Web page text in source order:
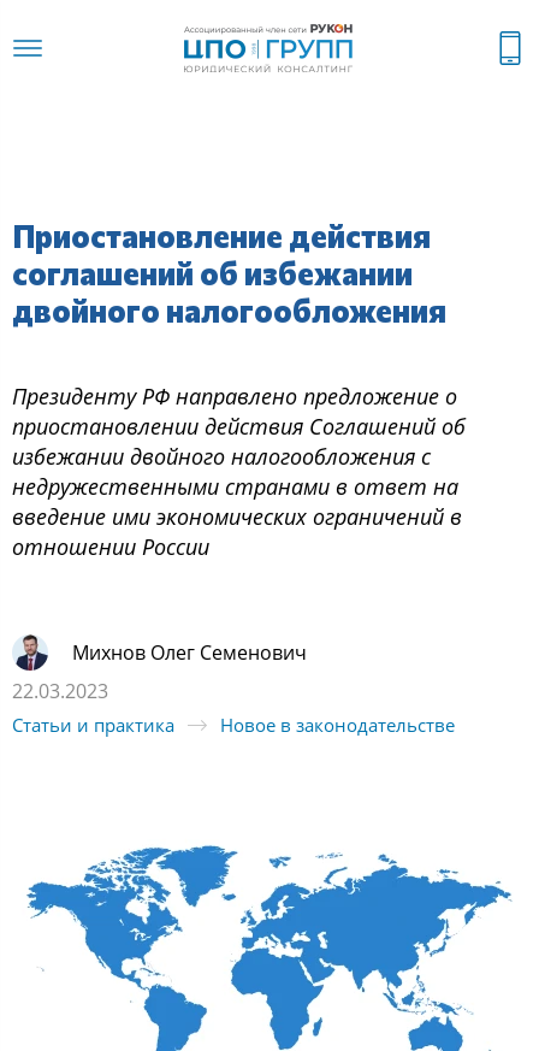
Приостановление действия
соглашений об избежании
двойного налогообложения
Президенту РФ направлено предложение о
приостановлении действия Соглашений об
избежании двойного налогообложения с
недружественными странами в ответ на
введение ими экономических ограничений в
отношении России
Михнов Олег Семенович
22.03.2023
Статьи и практика Новое в законодательстве